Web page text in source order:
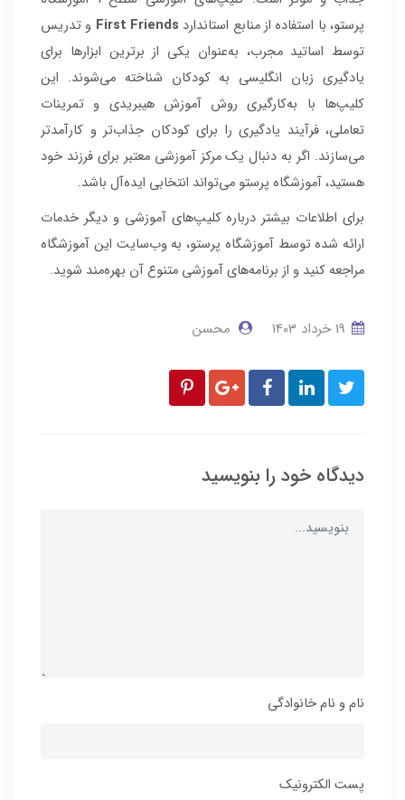
پرستو، با استفاده از منابع استاندارد First Friends و تدریس
توسط اساتید مجرب، به‌عنوان یکی از برترین ابزارها برای
یادگیری زبان انگلیسی به کودکان شناخته می‌شوند. این
کلیپ‌ها با به‌کارگیری روش آموزش هیبریدی و تمرینات
تعاملی، فرآیند یادگیری را برای کودکان جذاب‌تر و کارآمدتر
می‌سازند. اگر به دنبال یک مرکز آموزشی معتبر برای فرزند خود
هستید، آموزشگاه پرستو می‌تواند انتخابی ایده‌آل باشد.
برای اطلاعات بیشتر درباره کلیپ‌های آموزشی و دیگر خدمات
ارائه شده توسط آموزشگاه پرستو، به وب‌سایت این آموزشگاه
مراجعه کنید و از برنامه‌های آموزشی متنوع آن بهره‌مند شوید.
محسن
دیدگاه خود را بنویسید
نام و نام خانوادگی
پست الکترونیک